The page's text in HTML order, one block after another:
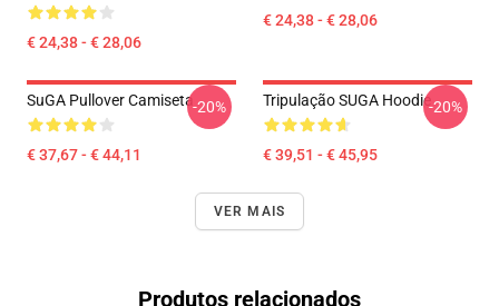
€ 24,38 - € 28,06
€ 24,38 - € 28,06
SuGA Pullover Camiseta
€ 37,67 - € 44,11
-20% Tripulação SUGA Hoodie
€ 39,51 - € 45,95
-20%
VER MAIS
Produtos relacionados